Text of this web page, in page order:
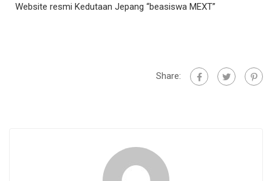
Website resmi Kedutaan Jepang “beasiswa MEXT”
Share: